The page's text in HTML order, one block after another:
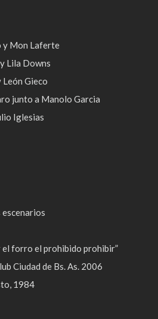
y Mon Laferte
Lila Downs
León Gieco
junto a Manolo Garcia
Iglesias
escenarios
el forro el prohibido prohibir”
Ciudad de Bs. As. 2006
1984